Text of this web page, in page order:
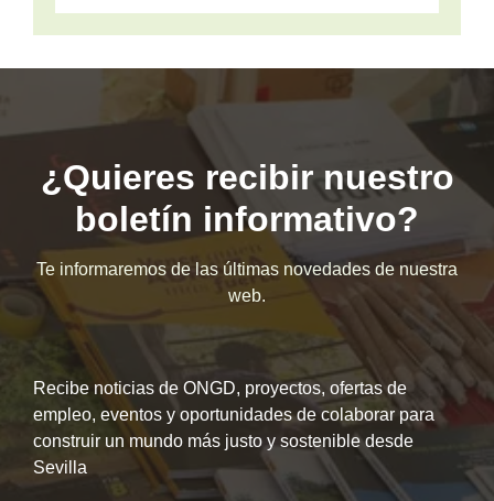
¿Quieres recibir nuestro
boletín informativo?
Te informaremos de las últimas novedades de nuestra
web.
Recibe noticias de ONGD, proyectos, ofertas de
empleo, eventos y oportunidades de colaborar para
construir un mundo más justo y sostenible desde
Sevilla